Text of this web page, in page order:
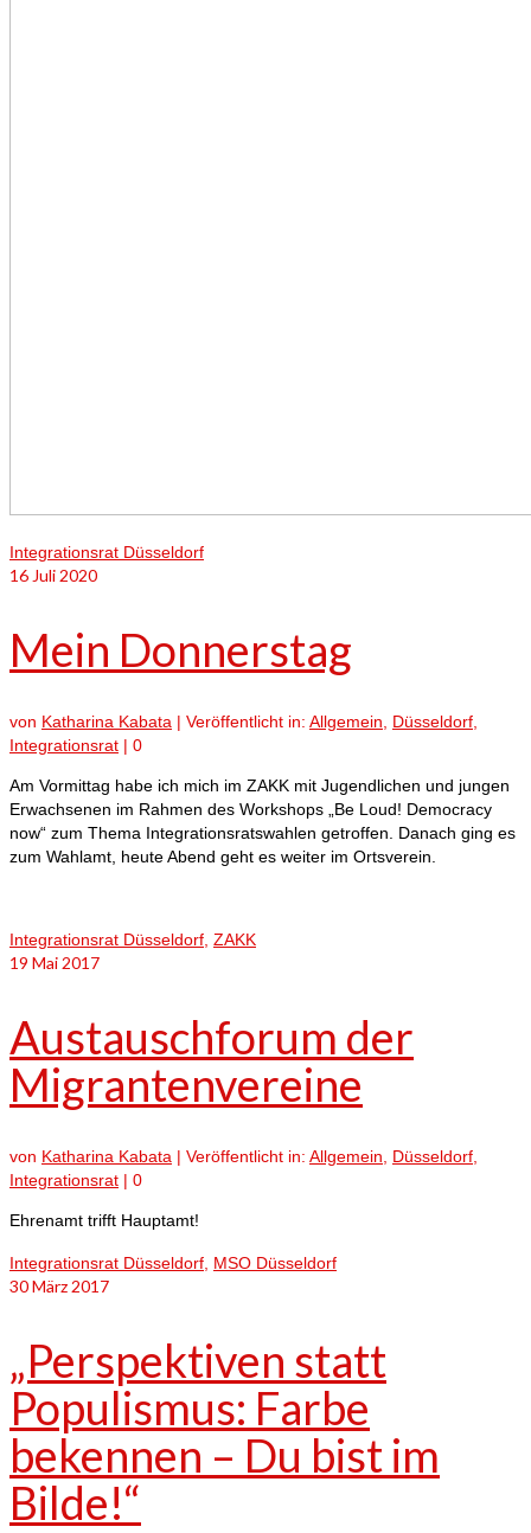
Integrationsrat Düsseldorf
16 Juli 2020
Mein Donnerstag
von Katharina Kabata | Veröffentlicht in: Allgemein Düsseldorf
Integrationsrat | 0
Am Vormittag habe ich mich im ZAKK mit Jugendlichen und jungen
Erwachsenen im Rahmen des Workshops „Be Loud! Democracy
now“ zum Thema Integrationsratswahlen getroffen. Danach ging es
zum Wahlamt, heute Abend geht es weiter im Ortsverein.
Integrationsrat Düsseldorf ZAKK
19 Mai 2017
Austauschforum der
Migrantenvereine
von Katharina Kabata | Veröffentlicht in: Allgemein Düsseldorf
Integrationsrat | 0
Ehrenamt trifft Hauptamt!
Integrationsrat Düsseldorf MSO Düsseldorf
30März 2017
„Perspektiven statt
Populismus: Farbe
bekennen – Du bist im
Bilde!“